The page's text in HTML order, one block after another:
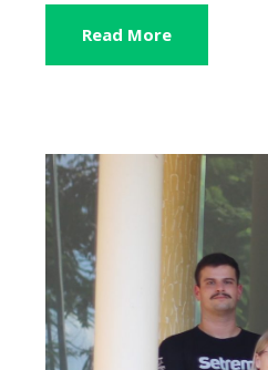
Read More